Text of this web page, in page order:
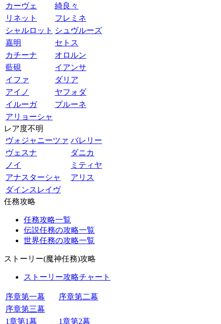
カーヴェ
綺良々
リネット
フレミネ
シャルロット シュヴルーズ
嘉明
セトス
カチーナ
オロルン
藍硯
イアンサ
イファ
ダリア
アイノ
ヤフォダ
イルーガ
プルーネ
アリョーシャ
レア度不明
ヴォジャニーツァ バレリー
ヴェスナ
ダニカ
ノイ
ミティヤ
アナスターシャ
アリス
ダインスレイヴ
任務攻略
任務攻略一覧
伝説任務の攻略一覧
世界任務の攻略一覧
ストーリー(魔神任務)攻略
ストーリー攻略チャート
序章第一幕
序章第二幕
序章第三幕
1章第1幕
1章第2幕